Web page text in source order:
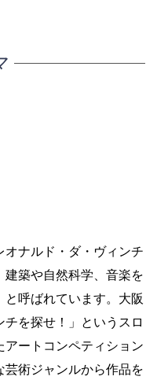
オナルド・ダ・ヴィンチ
建築や自然科学、音楽を
呼ばれています。大阪
を探せ！」というスロ
アートコンペティション
芸術ジャンルから作品を